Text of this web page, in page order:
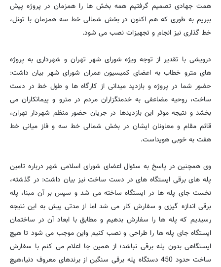
همت جهادی تصمیم گرفتیم همه بخش ها را همزمان در پروژه پیش
ببریم به طوری که هم اکنون در بخش شمالی خط سه همزمان با تونل،
خط گذاری نیز انجام و تجهیزات نصب می شود.
درویشی با تقدیر از توجه ویژه شورای شهر تهران و شهرداری به پروژه
های مترو خطاب به اعضای کمیسیون عمران شورای شهر بیان داشت:
حضور شما در پروژه و بازدید میدانی از کارگاه ها و طول خط در دست
ساخت، روحیه مضاعفی به خدمتگزاران مردم در مترو و پیمانکاران می
بخشد و نتیجه موثر این بازدیدها در جریان حضور منظم شهردار تهران،
قائم مقام و معاونان ایشان در بخش شمالی خط سه و فاز میانی خط
هفت به خوبی هویداست.
وی همچنین در پاسخ به سئوال اعضای شورای اسلامی شهر درباره تامین
پله های برقی ایستگاه های در دست ساخت نیز بیان داشت: در گذشته،
نخست جای پله ها در ایستگاه ساخته می شد و سپس بر آن مبنا، پله
برقی اندازه گیزی و سفارش کار می شد اما از مدتی پیش به این نتیجه
رسیدیم که پله ها را سفارش بدهیم و مطابق با ابعاد آن در ساختمان
ایستگاه جای پله ها را طراحی و نصب کنیم واین موجب می شود تا هیچ
ایستگاهی بدون پله برقی نباشد؛ از همین جا اعلام می کنم با سفارش
ساخت حدود 450 دستگاه پله برقی سنگین از برندهای معروف دنیا،هیچ